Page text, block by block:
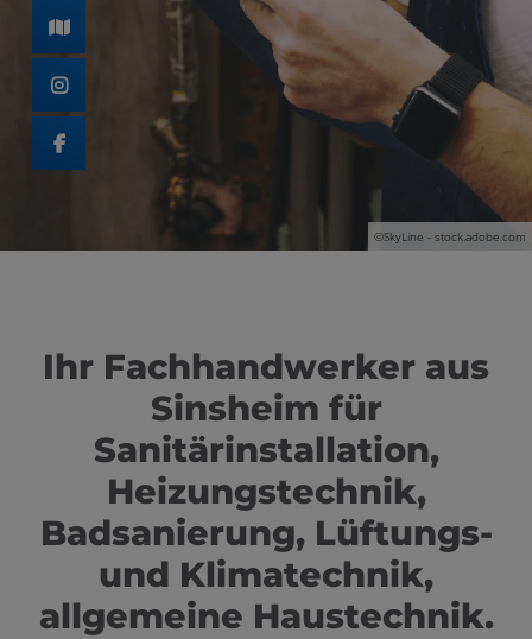
©SkyLine - stock.adobe.com
Ihr Fachhandwerker aus
Sinsheim für
Sanitärinstallation,
Heizungstechnik,
Badsanierung, Lüftungs-
und Klimatechnik,
allgemeine Haustechnik.
schließen